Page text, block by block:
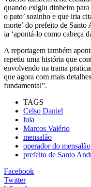
quando exigiu dinheiro
o pato’ sozinho e que iria
morte’ do prefeito de
ia ‘apontá-lo como cabeça
A reportagem também
repetiu uma história que
envolvendo na trama
que agora com mais
fundamental”.
TAGS
Celso Daniel
lula
Marcos Valério
mensalão
operador do mensalão
prefeito de Santo
Facebook
Twitter